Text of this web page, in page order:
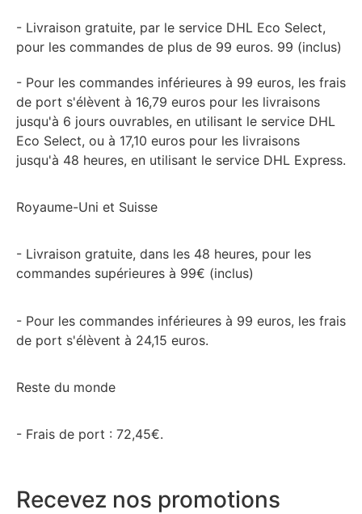
- Livraison gratuite, par le service DHL Eco Select,
pour les commandes de plus de 99 euros. 99 (inclus)
- Pour les commandes inférieures à 99 euros, les frais
de port s'élèvent à 16,79 euros pour les livraisons
jusqu'à 6 jours ouvrables, en utilisant le service DHL
Eco Select, ou à 17,10 euros pour les livraisons
jusqu'à 48 heures, en utilisant le service DHL Express.
Royaume-Uni et Suisse
- Livraison gratuite, dans les 48 heures, pour les
commandes supérieures à 99€ (inclus)
- Pour les commandes inférieures à 99 euros, les frais
de port s'élèvent à 24,15 euros.
Reste du monde
- Frais de port : 72,45€.
Recevez nos promotions